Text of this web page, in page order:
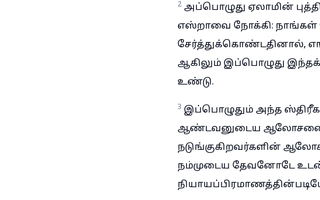
2 அப்பொழுது ஏலாமின்
எஸ்றாவை நோக்கி: நாங்கள்
சேர்த்துக்கொண்டதினால்,
ஆகிலும் இப்பொழுது
உண்டு.
3 இப்பொழுதும் அந்த
ஆண்டவனுடைய
நடுங்குகிறவர்களின்
நம்முடைய தேவனோடே